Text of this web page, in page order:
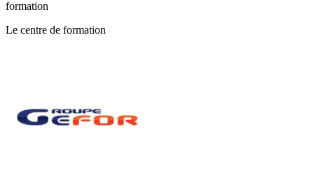
formation
Le centre de formation